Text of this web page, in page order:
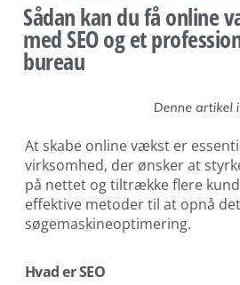
Sådan kan du få online
med SEO og et
bureau
At skabe online vækst er
virksomhed, der ønsker at
på nettet og tiltrække flere
effektive metoder til at opnå
søgemaskineoptimering.
Hvad er SEO